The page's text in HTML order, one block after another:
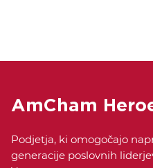
AmCham
Podjetja, ki omogočajo
generacije poslovnih